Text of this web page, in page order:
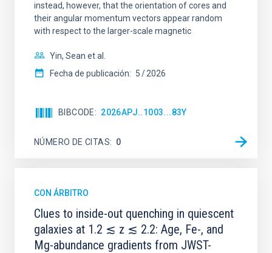
instead, however, that the orientation of cores and
their angular momentum vectors appear random
with respect to the larger-scale magnetic
Yin, Sean et al.
Fecha de publicación: 5 2026
BIBCODE 2026APJ..1003...83Y
NÚMERO DE CITAS 0
CON ÁRBITRO
Clues to inside-out quenching in quiescent
galaxies at 1.2 ≲ z ≲ 2.2: Age, Fe-, and
Mg-abundance gradients from JWST-